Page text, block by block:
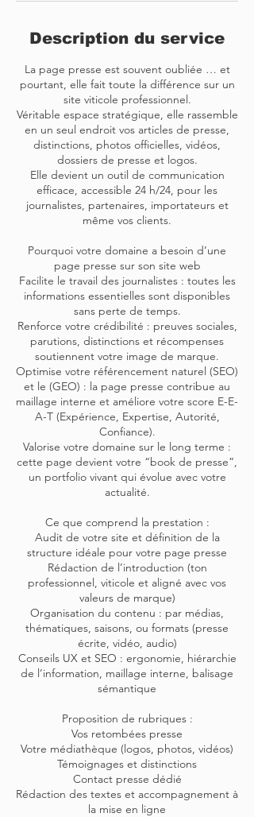
Description du service
La page presse est souvent oubliée … et
pourtant, elle fait toute la différence sur un
site viticole professionnel.
Véritable espace stratégique, elle rassemble
en un seul endroit vos articles de presse,
distinctions, photos officielles, vidéos,
dossiers de presse et logos.
Elle devient un outil de communication
efficace, accessible 24 h/24, pour les
journalistes, partenaires, importateurs et
même vos clients.
Pourquoi votre domaine a besoin d’une
page presse sur son site web
Facilite le travail des journalistes : toutes les
informations essentielles sont disponibles
sans perte de temps.
Renforce votre crédibilité : preuves sociales,
parutions, distinctions et récompenses
soutiennent votre image de marque.
Optimise votre référencement naturel (SEO)
et le (GEO) : la page presse contribue au
maillage interne et améliore votre score E-E-
A-T (Expérience, Expertise, Autorité,
Confiance).
Valorise votre domaine sur le long terme :
cette page devient votre “book de presse”,
un portfolio vivant qui évolue avec votre
actualité.
Ce que comprend la prestation :
Audit de votre site et définition de la
structure idéale pour votre page presse
Rédaction de l’introduction (ton
professionnel, viticole et aligné avec vos
valeurs de marque)
Organisation du contenu : par médias,
thématiques, saisons, ou formats (presse
écrite, vidéo, audio)
Conseils UX et SEO : ergonomie, hiérarchie
de l’information, maillage interne, balisage
sémantique
Proposition de rubriques :
Vos retombées presse
Votre médiathèque (logos, photos, vidéos)
Témoignages et distinctions
Contact presse dédié
Rédaction des textes et accompagnement à
la mise en ligne